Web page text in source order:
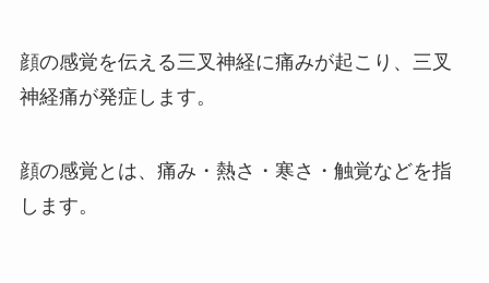
顔の感覚を伝える三叉神経に痛みが起こり、三叉
神経痛が発症します。
顔の感覚とは、痛み・熱さ・寒さ・触覚などを指
します。